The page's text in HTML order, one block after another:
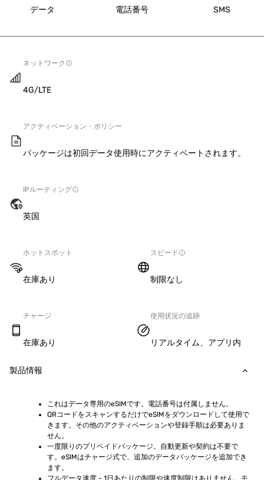
データ 電話番号 SMS
ネットワーク
4G/LTE
アクティベーション・ポリシー
パッケージは初回データ使用時にアクティベートされます。
IPルーティング
英国
ホットスポット
在庫あり
スピード
制限なし
チャージ
在庫あり
使用状況の追跡
リアルタイム、アプリ内
製品情報
これはデータ専用のeSIMです。電話番号は付属しません。
QRコードをスキャンするだけでeSIMをダウンロードして使用で
きます。その他のアクティベーションや登録手順は必要ありま
せん。
一度限りのプリペイドパッケージ。自動更新や契約は不要で
す。eSIMはチャージ式で、追加のデータパッケージを追加でき
ます。
フルデータ速度 - 1日あたりの制限や速度制限はありません。モ